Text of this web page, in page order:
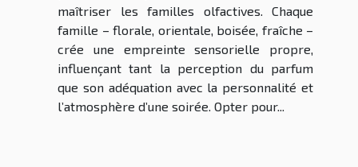
maîtriser les familles olfactives. Chaque
famille – florale, orientale, boisée, fraîche –
crée une empreinte sensorielle propre,
influençant tant la perception du parfum
que son adéquation avec la personnalité et
l’atmosphère d’une soirée. Opter pour...